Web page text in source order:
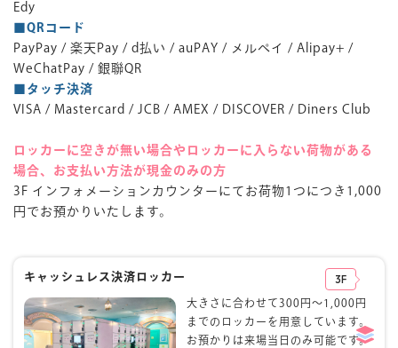
Edy
■QRコード
PayPay / 楽天Pay / d払い / auPAY / メルペイ / Alipay+ /
WeChatPay / 銀聯QR
■タッチ決済
VISA / Mastercard / JCB / AMEX / DISCOVER / Diners Club
ロッカーに空きが無い場合やロッカーに入らない荷物がある
場合、お支払い方法が現金のみの方
3F インフォメーションカウンターにてお荷物1つにつき1,000
円でお預かりいたします。
キャッシュレス決済ロッカー 3F
大きさに合わせて300円～1,000円
までのロッカーを用意しています。
お預かりは来場当日のみ可能です。